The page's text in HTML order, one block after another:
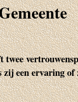
twee
een ervaring